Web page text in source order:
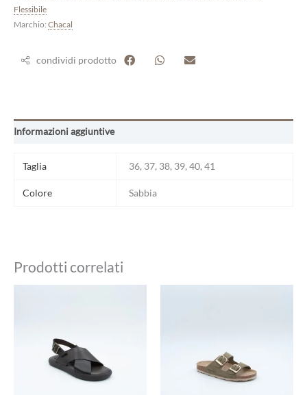
Flessibile
Marchio: Chacal
condividi prodotto
Informazioni aggiuntive
Taglia 36, 37, 38, 39, 40, 41
Colore Sabbia
Prodotti correlati
varianti.
Le
opzioni
varianti.
Le
opzioni